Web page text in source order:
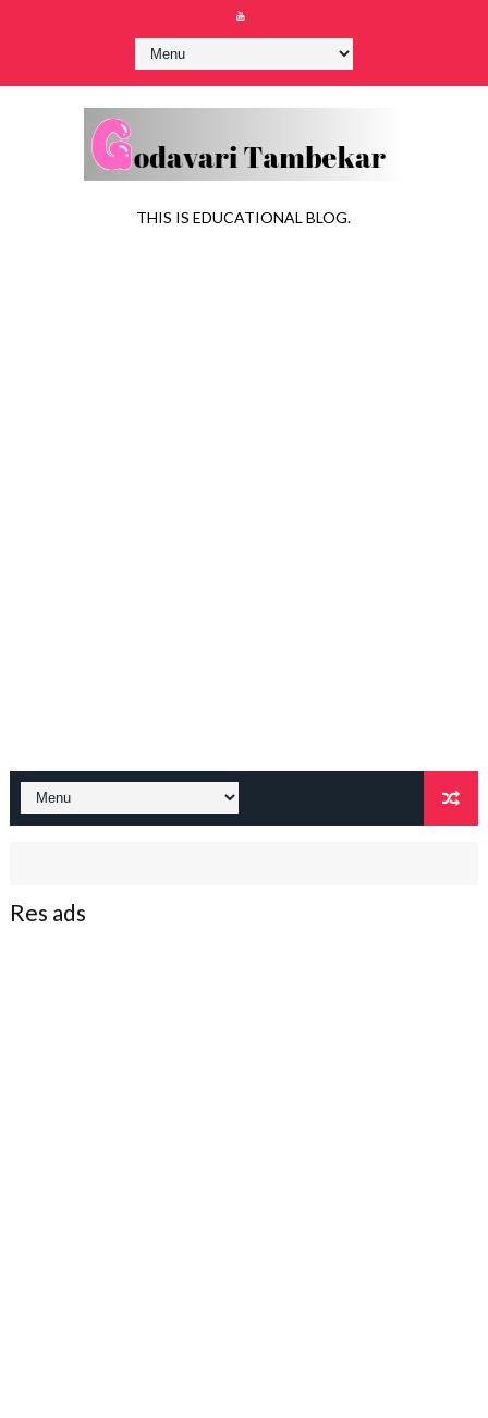
THIS IS EDUCATIONAL BLOG.
Res ads